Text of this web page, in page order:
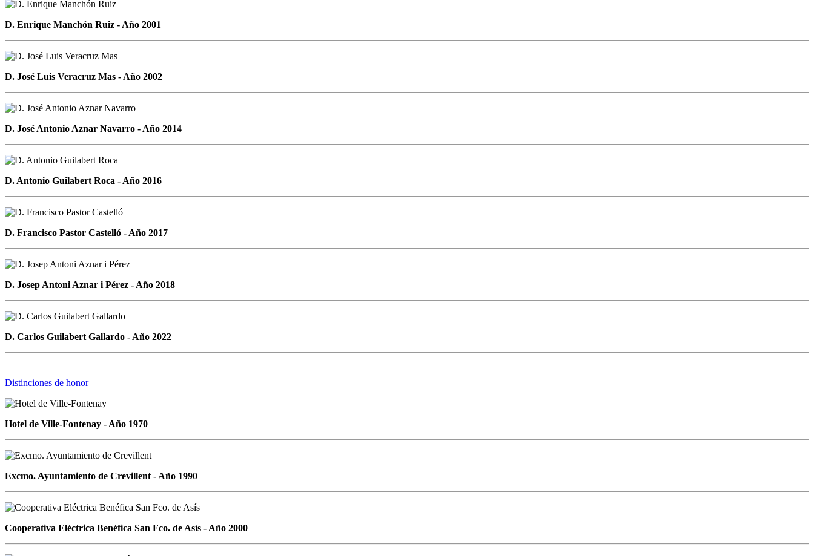
D. Enrique Manchón Ruiz - Año 2001
D. José Luis Veracruz Mas - Año 2002
D. José Antonio Aznar Navarro - Año 2014
D. Antonio Guilabert Roca - Año 2016
D. Francisco Pastor Castelló - Año 2017
D. Josep Antoni Aznar i Pérez - Año 2018
D. Carlos Guilabert Gallardo - Año 2022
Distinciones de honor
Hotel de Ville-Fontenay - Año 1970
Excmo. Ayuntamiento de Crevillent - Año 1990
Cooperativa Eléctrica Benéfica San Fco. de Asís - Año 2000